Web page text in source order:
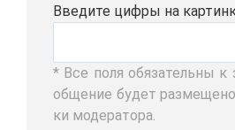
Вве­ди­те циф­ры на
* Все по­ля обя­за­тель­ны
об­ще­ние бу­дет
ки мо­де­ра­то­ра.